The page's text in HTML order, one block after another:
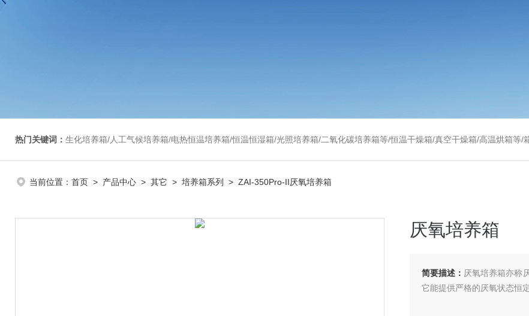
热门关键词： 生化培养箱/人工气候培养箱/电热恒温培养箱/恒温恒湿箱/光照培养箱/二氧化碳培养箱等/恒温干燥箱/真空干燥箱/高温烘箱等/箱式电阻炉/陶瓷纤维马弗炉/高温马弗炉/管式炉/气氛炉/试验箱/摇床/振荡器/
当前位置： 首页 > 产品中心 > 其它 > 培养箱系列 > ZAI-350Pro-II厌氧培养箱
厌氧培养箱
简要描述： 厌氧培养箱亦称
它能提供严格的厌氧状态恒